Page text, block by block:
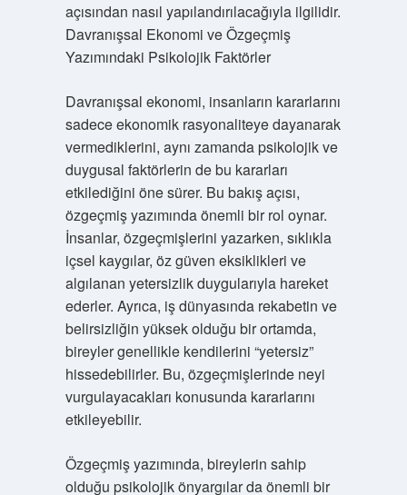
açısından nasıl yapılandırılacağıyla ilgilidir.
Davranışsal Ekonomi ve Özgeçmiş
Yazımındaki Psikolojik Faktörler
Davranışsal ekonomi, insanların kararlarını
sadece ekonomik rasyonaliteye dayanarak
vermediklerini, aynı zamanda psikolojik ve
duygusal faktörlerin de bu kararları
etkilediğini öne sürer. Bu bakış açısı,
özgeçmiş yazımında önemli bir rol oynar.
İnsanlar, özgeçmişlerini yazarken, sıklıkla
içsel kaygılar, öz güven eksiklikleri ve
algılanan yetersizlik duygularıyla hareket
ederler. Ayrıca, iş dünyasında rekabetin ve
belirsizliğin yüksek olduğu bir ortamda,
bireyler genellikle kendilerini “yetersiz”
hissedebilirler. Bu, özgeçmişlerinde neyi
vurgulayacakları konusunda kararlarını
etkileyebilir.
Özgeçmiş yazımında, bireylerin sahip
olduğu psikolojik önyargılar da önemli bir